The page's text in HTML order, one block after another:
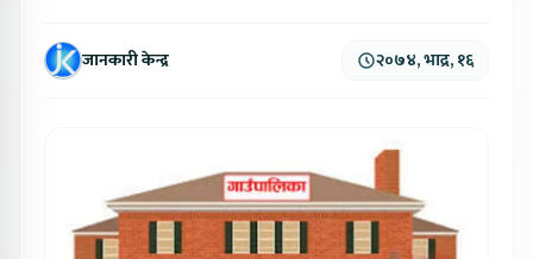
जानकारी केन्द्र २०७४, भाद्र, १६